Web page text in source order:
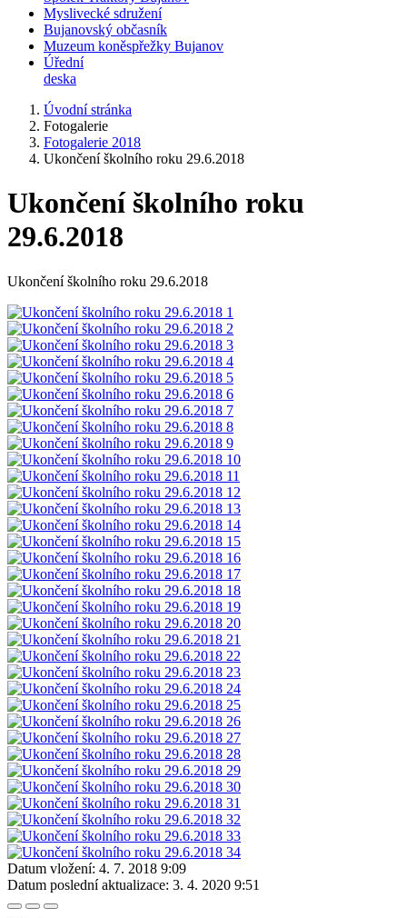
Myslivecké sdružení
Bujanovský občasník
Muzeum koněspřežky Bujanov
Úřední
deska
Úvodní stránka
Fotogalerie
Fotogalerie 2018
Ukončení školního roku 29.6.2018
Ukončení školního roku
29.6.2018
Ukončení školního roku 29.6.2018
Datum vložení: 4. 7. 2018 9:09
Datum poslední aktualizace: 3. 4. 2020 9:51